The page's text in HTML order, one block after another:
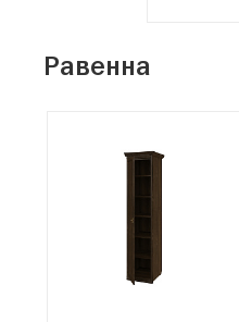
Равенна